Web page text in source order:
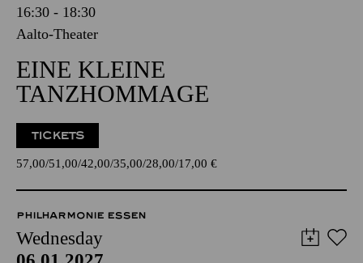
16:30 - 18:30
Aalto-Theater
EINE KLEINE
TANZHOMMAGE
TICKETS
57,00 51,00 42,00 35,00 28,00 17,00 €
PHILHARMONIE ESSEN
Wednesday